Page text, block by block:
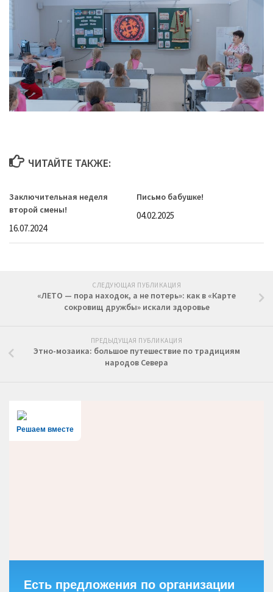
ЧИТАЙТЕ ТАКЖЕ:
Заключительная неделя
второй смены!
16.07.2024
Письмо бабушке!
04.02.2025
СЛЕДУЮЩАЯ ПУБЛИКАЦИЯ
«ЛЕТО — пора находок, а не потерь»: как в «Карте
сокровищ дружбы» искали здоровье
ПРЕДЫДУЩАЯ ПУБЛИКАЦИЯ
Этно-мозаика: большое путешествие по традициям
народов Севера
Решаем вместе
Есть предложения по организации